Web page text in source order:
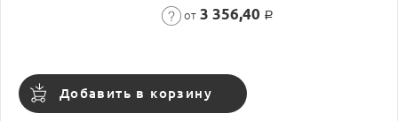
от 3 356,40 Р
Добавить в корзину